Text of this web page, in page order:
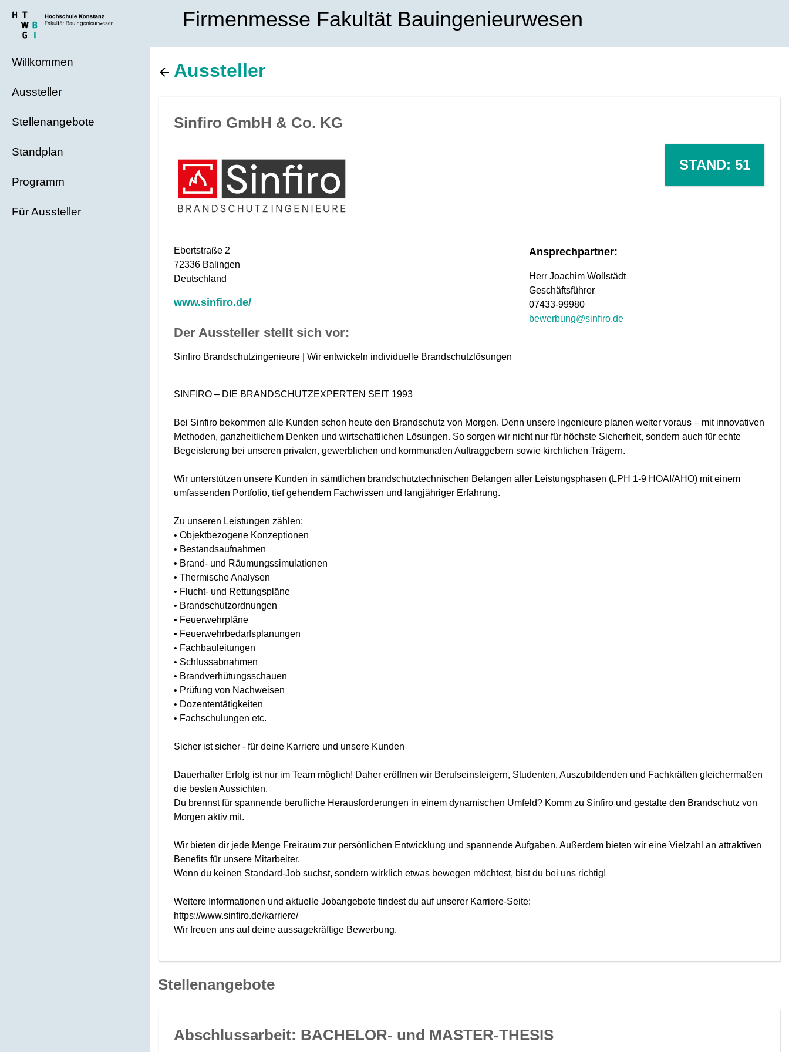
Firmenmesse Fakultät Bauingenieurwesen
Willkommen
Aussteller
Stellenangebote
Standplan
Programm
Für Aussteller
Aussteller
Sinfiro GmbH & Co. KG
STAND: 51
Ebertstraße 2
72336 Balingen
Deutschland
www.sinfiro.de/
Ansprechpartner:
Herr Joachim Wollstädt
Geschäftsführer
07433-99980
bewerbung@sinfiro.de
Der Aussteller stellt sich vor:
Sinfiro Brandschutzingenieure | Wir entwickeln individuelle Brandschutzlösungen
SINFIRO – DIE BRANDSCHUTZEXPERTEN SEIT 1993
Bei Sinfiro bekommen alle Kunden schon heute den Brandschutz von Morgen. Denn unsere Ingenieure planen weiter voraus – mit innovativen
Methoden, ganzheitlichem Denken und wirtschaftlichen Lösungen. So sorgen wir nicht nur für höchste Sicherheit, sondern auch für echte
Begeisterung bei unseren privaten, gewerblichen und kommunalen Auftraggebern sowie kirchlichen Trägern.
Wir unterstützen unsere Kunden in sämtlichen brandschutztechnischen Belangen aller Leistungsphasen (LPH 1-9 HOAI/AHO) mit einem
umfassenden Portfolio, tief gehendem Fachwissen und langjähriger Erfahrung.
Zu unseren Leistungen zählen:
• Objektbezogene Konzeptionen
• Bestandsaufnahmen
• Brand- und Räumungssimulationen
• Thermische Analysen
• Flucht- und Rettungspläne
• Brandschutzordnungen
• Feuerwehrpläne
• Feuerwehrbedarfsplanungen
• Fachbauleitungen
• Schlussabnahmen
• Brandverhütungsschauen
• Prüfung von Nachweisen
• Dozententätigkeiten
• Fachschulungen etc.
Sicher ist sicher - für deine Karriere und unsere Kunden
Dauerhafter Erfolg ist nur im Team möglich! Daher eröffnen wir Berufseinsteigern, Studenten, Auszubildenden und Fachkräften gleichermaßen
die besten Aussichten.
Du brennst für spannende berufliche Herausforderungen in einem dynamischen Umfeld? Komm zu Sinfiro und gestalte den Brandschutz von
Morgen aktiv mit.
Wir bieten dir jede Menge Freiraum zur persönlichen Entwicklung und spannende Aufgaben. Außerdem bieten wir eine Vielzahl an attraktiven
Benefits für unsere Mitarbeiter.
Wenn du keinen Standard-Job suchst, sondern wirklich etwas bewegen möchtest, bist du bei uns richtig!
Weitere Informationen und aktuelle Jobangebote findest du auf unserer Karriere-Seite:
https://www.sinfiro.de/karriere/
Wir freuen uns auf deine aussagekräftige Bewerbung.
Stellenangebote
Abschlussarbeit: BACHELOR- und MASTER-THESIS